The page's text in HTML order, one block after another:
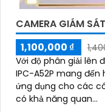
CAMERA GIÁM
1,100,000 ₫
Với độ phân giải lên
IPC-A52P mang đến hình ảnh
ứng dụng cho các
có khả năng quan...